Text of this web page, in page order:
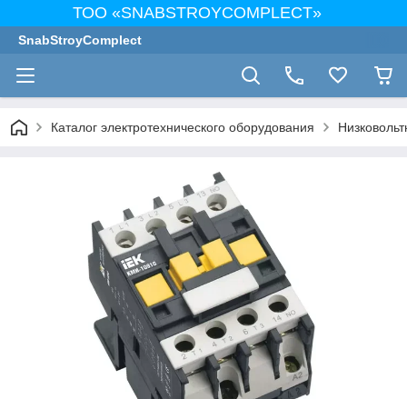
ТОО «SNABSTROYCOMPLECT»
SnabStroyComplect
Каталог электротехнического оборудования